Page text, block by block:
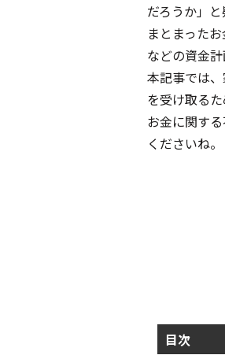
だろうか」
まとまった
などの資金
本記事では
を受け取る
お金に関す
くださいね。
目次